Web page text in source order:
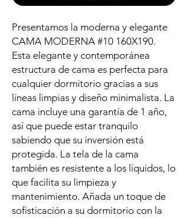
Presentamos la moderna y elegante
CAMA MODERNA #10 160X190.
Esta elegante y contemporánea
estructura de cama es perfecta para
cualquier dormitorio gracias a sus
líneas limpias y diseño minimalista. La
cama incluye una garantía de 1 año,
así que puede estar tranquilo
sabiendo que su inversión está
protegida. La tela de la cama
también es resistente a los líquidos, lo
que facilita su limpieza y
mantenimiento. Añada un toque de
sofisticación a su dormitorio con la